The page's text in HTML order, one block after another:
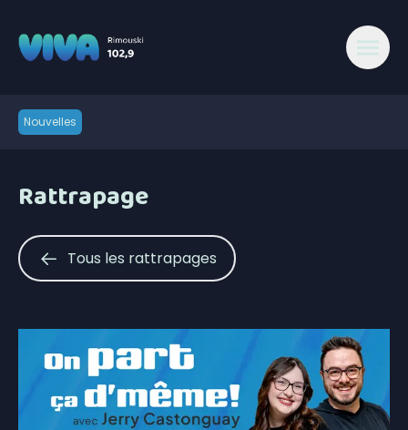
Nouvelles
Rattrapage
Tous les rattrapages